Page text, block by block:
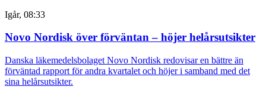
Igår, 08:33
Novo Nordisk över förväntan – höjer helårsutsikter
Danska läkemedelsbolaget Novo Nordisk redovisar en bättre än
förväntad rapport för andra kvartalet och höjer i samband med det
sina helårsutsikter.